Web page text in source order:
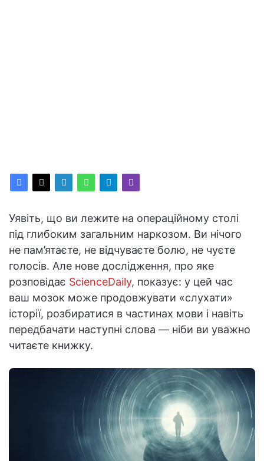
Уявіть, що ви лежите на операційному столі
під глибоким загальним наркозом. Ви нічого
не пам’ятаєте, не відчуваєте болю, не чуєте
голосів. Але нове дослідження, про яке
розповідає ScienceDaily, показує: у цей час
ваш мозок може продовжувати «слухати»
історії, розбиратися в частинах мови і навіть
передбачати наступні слова — ніби ви уважно
читаєте книжку.